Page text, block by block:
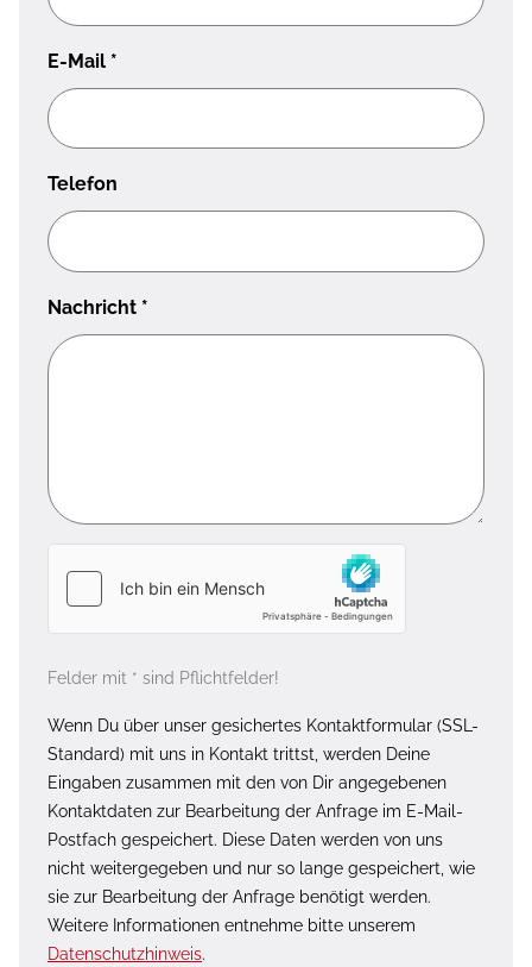
E-Mail *
Telefon
Nachricht *
Felder mit * sind Pflichtfelder!
Wenn Du über unser gesichertes Kontaktformular (SSL-
Standard) mit uns in Kontakt trittst, werden Deine
Eingaben zusammen mit den von Dir angegebenen
Kontaktdaten zur Bearbeitung der Anfrage im E-Mail-
Postfach gespeichert. Diese Daten werden von uns
nicht weitergegeben und nur so lange gespeichert, wie
sie zur Bearbeitung der Anfrage benötigt werden.
Weitere Informationen entnehme bitte unserem
Datenschutzhinweis.